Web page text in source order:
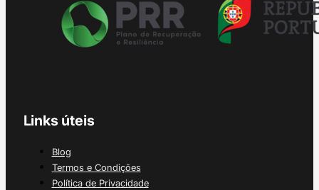
Links úteis
Blog
Termos e Condições
Política de Privacidade